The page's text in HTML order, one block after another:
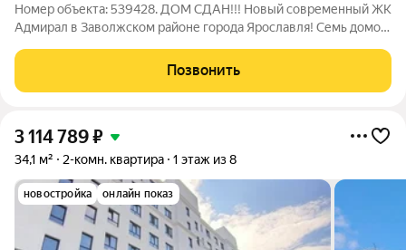
Номер объекта: 539428. ДОМ СДАН!!! Новый современный ЖК
Адмирал в Заволжском районе города Ярославля! Семь домов
инфраструктурой. Для вас площадки для ворк-аута, игр в
баскетбол и футбол. На территории
Позвонить
3 114 789₽
34,1 м² 2-комн. квартира 1 этаж из 8
новостройка онлайн показ